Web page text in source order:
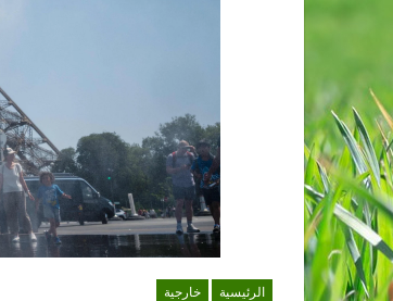
الرئيسية خارجية